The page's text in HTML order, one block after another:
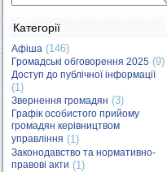
Категорії
Афіша (146)
Громадські обговорення 2025 (9)
Доступ до публічної інформації
(1)
Звернення громадян (3)
Графік особистого прийому
громадян керівництвом
управління (1)
Законодавство та нормативно-
правові акти (1)